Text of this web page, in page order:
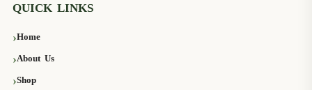
QUICK LINKS
Home
About Us
Shop